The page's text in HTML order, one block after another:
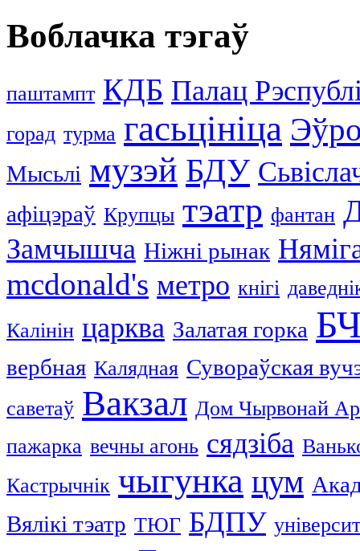
Воблачка тэгаў
паштампт КДБ Палац
горад турма гасьцініца
Мысьлі музэй БДУ
афіцэраў Крупцы тэатр фантан
Замчышча Ніжні рынак
mcdonald's метро кнігі
Калінін царква Залатая горка
вербная Калядная Сувораўская
саветаў Вакзал Дом Чырвонай
пажарка вечны агонь сядзіба
Кастрычнік чыгунка цум
Вялікі тэатр ТЮГ БДПУ